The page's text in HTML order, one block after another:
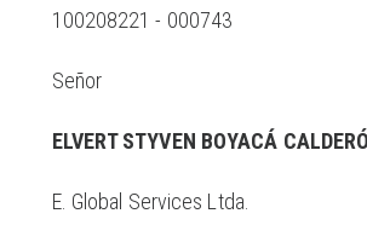
100208221 - 000743
Señor
ELVERT STYVEN BOYACÁ
E. Global Services Ltda.